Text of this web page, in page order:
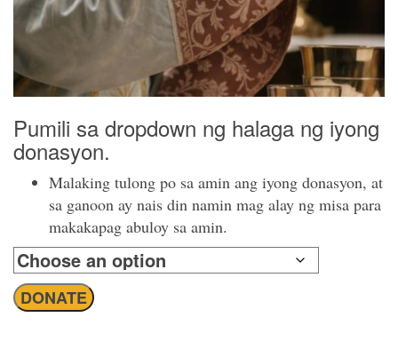
Pumili sa dropdown ng halaga ng iyong
donasyon.
Malaking tulong po sa amin ang iyong donasyon, at
sa ganoon ay nais din namin mag alay ng misa para
makakapag abuloy sa amin.
One-
Time
Donation
DONATE